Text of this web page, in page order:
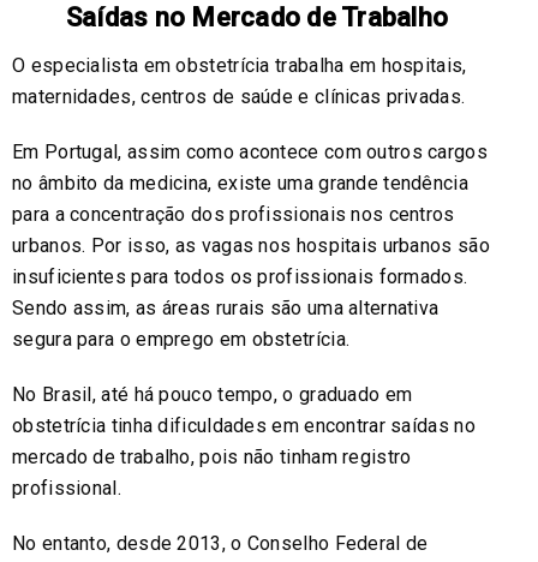
Saídas no Mercado de Trabalho
O especialista em obstetrícia trabalha em hospitais,
maternidades, centros de saúde e clínicas privadas.
Em Portugal, assim como acontece com outros cargos
no âmbito da medicina, existe uma grande tendência
para a concentração dos profissionais nos centros
urbanos. Por isso, as vagas nos hospitais urbanos são
insuficientes para todos os profissionais formados.
Sendo assim, as áreas rurais são uma alternativa
segura para o emprego em obstetrícia.
No Brasil, até há pouco tempo, o graduado em
obstetrícia tinha dificuldades em encontrar saídas no
mercado de trabalho, pois não tinham registro
profissional.
No entanto, desde 2013, o Conselho Federal de